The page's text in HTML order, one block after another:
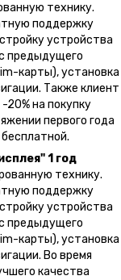
технику.
поддержку
устройства
предыдущего
карты), установка
Также клиент
20% на покупку
первого года
1 год
технику.
поддержку
устройства
предыдущего
карты), установка
Во время
качества